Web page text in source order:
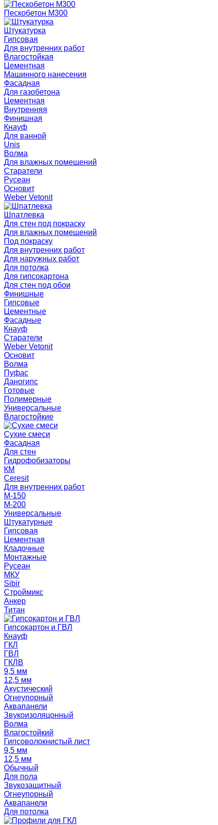
Пескобетон М300
Штукатурка
Гипсовая
Для внутренних работ
Влагостойкая
Цементная
Машинного нанесения
Фасадная
Для газобетона
Цементная
Внутренняя
Финишная
Кнауф
Для ванной
Unis
Волма
Для влажных помещений
Старатели
Русеан
Основит
Weber Vetonit
Шпатлевка
Для стен под покраску
Для влажных помещений
Под покраску
Для внутренних работ
Для наружных работ
Для потолка
Для гипсокартона
Для стен под обои
Финишные
Гипсовые
Цементные
Фасадные
Кнауф
Старатели
Weber Vetonit
Основит
Волма
Пуфас
Даногипс
Готовые
Полимерные
Универсальные
Влагостойкие
Сухие смеси
Фасадная
Для стен
Гидрофобизаторы
КМ
Ceresit
Для внутренних работ
М-150
М-200
Универсальные
Штукатурные
Гипсовая
Цементная
Кладочные
Монтажные
Русеан
МКУ
Sibir
Строймикс
Анкер
Титан
Гипсокартон и ГВЛ
Кнауф
ГКЛ
ГВЛ
ГКЛВ
9,5 мм
12,5 мм
Акустический
Огнеупорный
Аквапанели
Звукоизоляцонный
Волма
Влагостойкий
Гипсоволокнистый лист
9,5 мм
12,5 мм
Обычный
Для пола
Звукозащитный
Огнеупорный
Аквапанели
Для потолка